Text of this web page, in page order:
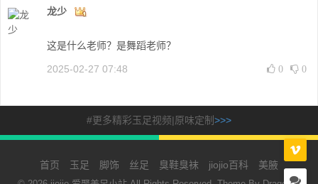
龙少
这是什么老师？是舞蹈老师？
2025-02-27 07:48 0 0
#更多精彩玉足视频|原味定制>>>
首页 玉足 脚饰 丝足 臭鞋臭袜 jiojio百科 美腋